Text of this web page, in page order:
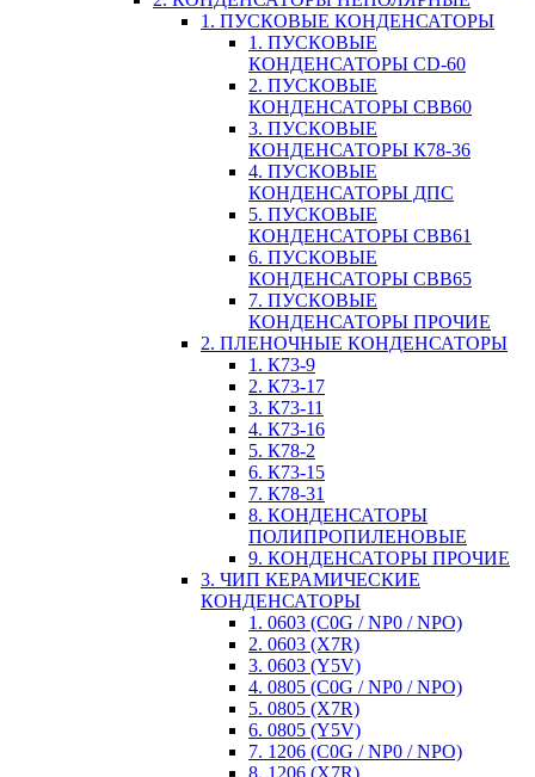
1. ПУСКОВЫЕ КОНДЕНСАТОРЫ
1. ПУСКОВЫЕ
КОНДЕНСАТОРЫ CD-60
2. ПУСКОВЫЕ
КОНДЕНСАТОРЫ CBB60
3. ПУСКОВЫЕ
КОНДЕНСАТОРЫ К78-36
4. ПУСКОВЫЕ
КОНДЕНСАТОРЫ ДПС
5. ПУСКОВЫЕ
КОНДЕНСАТОРЫ CBB61
6. ПУСКОВЫЕ
КОНДЕНСАТОРЫ CBB65
7. ПУСКОВЫЕ
КОНДЕНСАТОРЫ ПРОЧИЕ
2. ПЛЕНОЧНЫЕ КОНДЕНСАТОРЫ
1. К73-9
2. К73-17
3. К73-11
4. К73-16
5. К78-2
6. К73-15
7. К78-31
8. КОНДЕНСАТОРЫ
ПОЛИПРОПИЛЕНОВЫЕ
9. КОНДЕНСАТОРЫ ПРОЧИЕ
3. ЧИП КЕРАМИЧЕСКИЕ
КОНДЕНСАТОРЫ
1. 0603 (C0G / NP0 / NPO)
2. 0603 (X7R)
3. 0603 (Y5V)
4. 0805 (C0G / NP0 / NPO)
5. 0805 (X7R)
6. 0805 (Y5V)
7. 1206 (C0G / NP0 / NPO)
8. 1206 (X7R)